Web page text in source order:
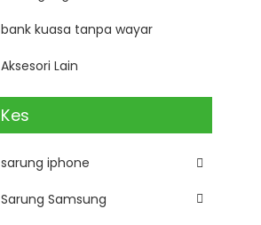
bank kuasa tanpa wayar
Aksesori Lain
Kes
sarung iphone
Sarung Samsung